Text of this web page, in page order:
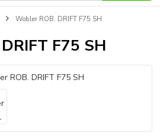
Wobler ROB. DRIFT F75 SH
F75 SH